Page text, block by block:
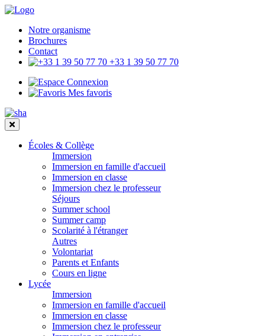
Notre organisme
Brochures
Contact
+33 1 39 50 77 70
Connexion
Mes favoris
Écoles & Collège
Immersion
Immersion en famille d'accueil
Immersion en classe
Immersion chez le professeur
Séjours
Summer school
Summer camp
Scolarité à l'étranger
Autres
Volontariat
Parents et Enfants
Cours en ligne
Lycée
Immersion
Immersion en famille d'accueil
Immersion en classe
Immersion chez le professeur